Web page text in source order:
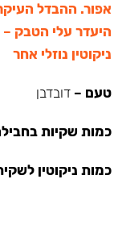
אפור. ההבדל
היעדר עלי הטבק –
ניקוטין נוזלי אחר
טעם – דובדבן
כמות שקיות
כמות ניקוטין